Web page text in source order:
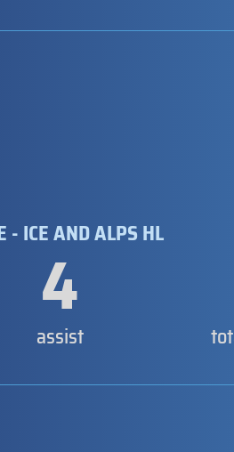
- ICE AND ALPS HL
4
assist